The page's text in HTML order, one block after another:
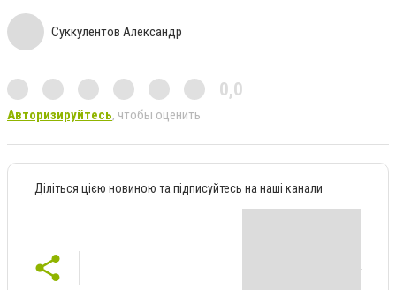
Суккулентов Александр
0,0
Авторизируйтесь, чтобы оценить
Діліться цією новиною та підписуйтесь на наші канали